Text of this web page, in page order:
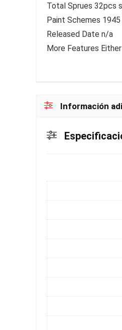
Total Sprues 32pcs
Paint Schemes
Released Date n/a
More Features
Información